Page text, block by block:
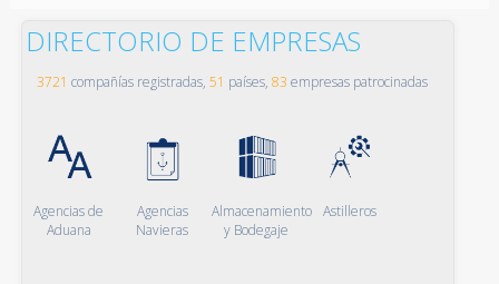
DIRECTORIO DE EMPRESAS
3721 compañías registradas, 51 países, 83 empresas patrocinadas
Agencias de
Aduana
Agencias
Navieras
Almacenamiento
y Bodegaje
Astilleros